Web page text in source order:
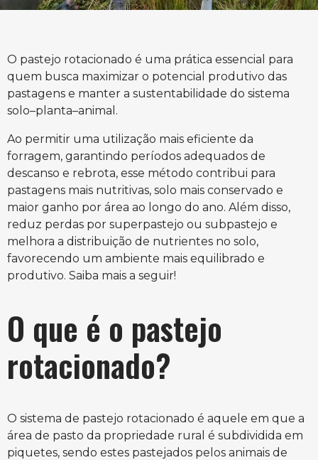
O pastejo rotacionado é uma prática essencial para
quem busca maximizar o potencial produtivo das
pastagens e manter a sustentabilidade do sistema
solo–planta–animal.
Ao permitir uma utilização mais eficiente da
forragem, garantindo períodos adequados de
descanso e rebrota, esse método contribui para
pastagens mais nutritivas, solo mais conservado e
maior ganho por área ao longo do ano. Além disso,
reduz perdas por superpastejo ou subpastejo e
melhora a distribuição de nutrientes no solo,
favorecendo um ambiente mais equilibrado e
produtivo. Saiba mais a seguir!
O que é o pastejo
rotacionado?
O sistema de pastejo rotacionado é aquele em que a
área de pasto da propriedade rural é subdividida em
piquetes, sendo estes pastejados pelos animais de